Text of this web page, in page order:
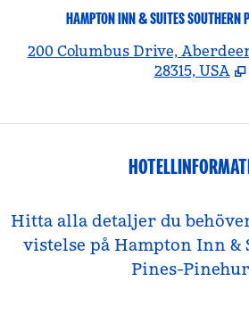
HAMPTON INN & SUITES SOUTHERN
200 Columbus Drive,
28315, USA
Hitta alla detaljer du
vistelse på Hampton Inn &
Pines-